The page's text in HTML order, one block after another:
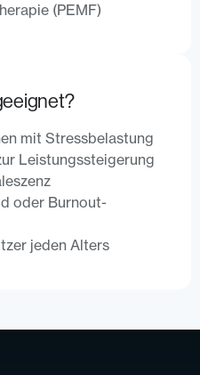
(PEMF)
mit Stressbelastung
Leistungssteigerung
oder Burnout-
jeden Alters